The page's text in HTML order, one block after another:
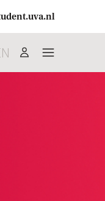
user menu